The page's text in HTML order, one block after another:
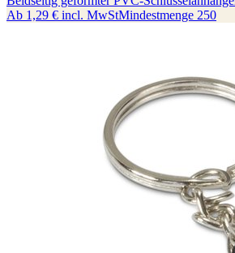
Ab 1,29 € incl. MwStMindestmenge 250